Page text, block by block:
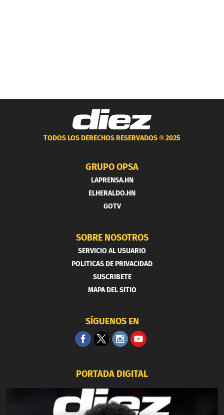
TODOS LOS DERECHOS RESERVADOS ®2025
GRUPO OPSA
LAPRENSA.HN
ELHERALDO.HN
GOTV
SOBRE NOSOTROS
SERVICIO AL USUARIO
POLITICAS DE PRIVACIDAD
SUSCRIBETE
MAPA DEL SITIO
SÍGUENOS EN
PORTADA DIGITAL